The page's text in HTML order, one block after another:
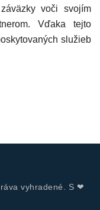
voči svojím
Vďaka tejto
služieb
vyhradené. S ❤